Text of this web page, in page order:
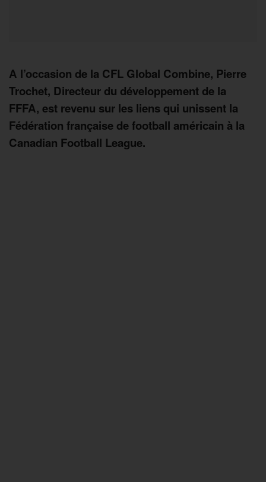
A l’occasion de la CFL Global Combine, Pierre
Trochet, Directeur du développement de la
FFFA, est revenu sur les liens qui unissent la
Fédération française de football américain à la
Canadian Football League.